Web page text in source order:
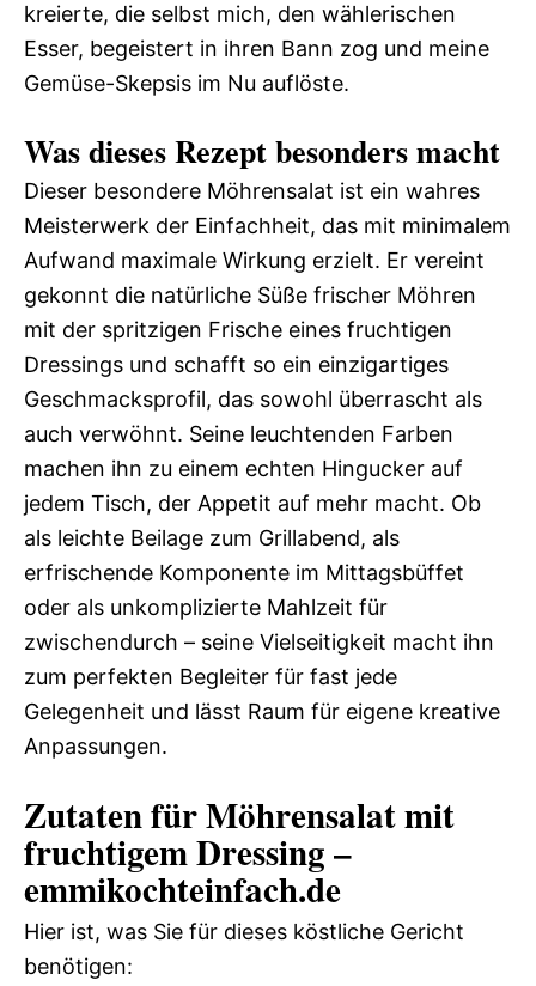
kreierte, die selbst mich, den wählerischen
Esser, begeistert in ihren Bann zog und meine
Gemüse-Skepsis im Nu auflöste.
Was dieses Rezept besonders macht
Dieser besondere Möhrensalat ist ein wahres
Meisterwerk der Einfachheit, das mit minimalem
Aufwand maximale Wirkung erzielt. Er vereint
gekonnt die natürliche Süße frischer Möhren
mit der spritzigen Frische eines fruchtigen
Dressings und schafft so ein einzigartiges
Geschmacksprofil, das sowohl überrascht als
auch verwöhnt. Seine leuchtenden Farben
machen ihn zu einem echten Hingucker auf
jedem Tisch, der Appetit auf mehr macht. Ob
als leichte Beilage zum Grillabend, als
erfrischende Komponente im Mittagsbüffet
oder als unkomplizierte Mahlzeit für
zwischendurch – seine Vielseitigkeit macht ihn
zum perfekten Begleiter für fast jede
Gelegenheit und lässt Raum für eigene kreative
Anpassungen.
Zutaten für Möhrensalat mit
fruchtigem Dressing –
emmikochteinfach.de
Hier ist, was Sie für dieses köstliche Gericht
benötigen: